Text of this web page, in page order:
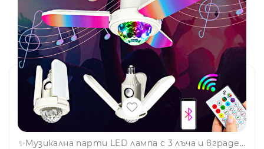
✨Музикална парти LED лампа с 3 лъча и вградена bluetooth тонколона🎇